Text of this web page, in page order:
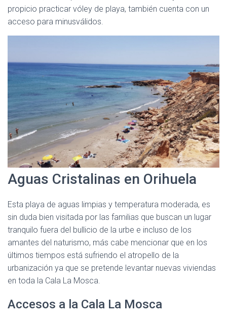
propicio practicar vóley de playa, también cuenta con un
acceso para minusválidos.
Aguas Cristalinas en Orihuela
Esta playa de aguas limpias y temperatura moderada, es
sin duda bien visitada por las familias que buscan un lugar
tranquilo fuera del bullicio de la urbe e incluso de los
amantes del naturismo, más cabe mencionar que en los
últimos tiempos está sufriendo el atropello de la
urbanización ya que se pretende levantar nuevas viviendas
en toda la Cala La Mosca.
Accesos a la Cala La Mosca